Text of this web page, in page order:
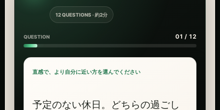
12 QUESTIONS · 約2分
QUESTION 01 / 12
直感で、より自分に近い方を選んでください
予定のない休日。どちらの過ごし